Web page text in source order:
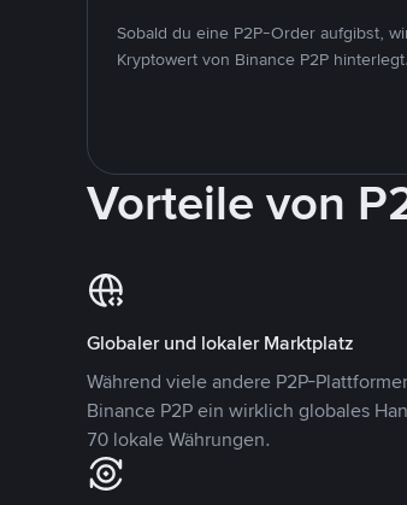
Sobald du eine P2P-Order aufgibst,
Kryptowert von Binance P2P hinterlegt.
Vorteile von
Globaler und lokaler Marktplatz
Während viele andere P2P-
Binance P2P ein wirklich globales
70 lokale Währungen.